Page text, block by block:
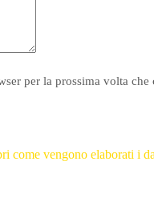
per la prossima volta che
come vengono elaborati i